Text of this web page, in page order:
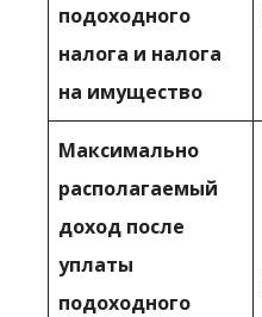
подоходного
налога и налога
на имущество
Максимально
располагаемый
доход после
уплаты
подоходного